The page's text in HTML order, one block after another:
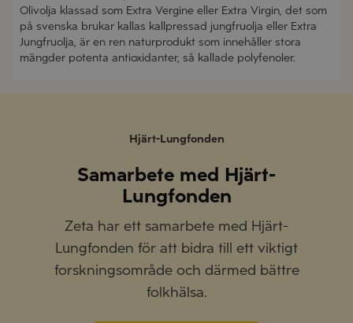
Olivolja klassad som Extra Vergine eller Extra Virgin, det som
på svenska brukar kallas kallpressad jungfruolja eller Extra
Jungfruolja, är en ren naturprodukt som innehåller stora
mängder potenta antioxidanter, så kallade polyfenoler.
Hjärt-Lungfonden
Samarbete med Hjärt-
Lungfonden
Zeta har ett samarbete med Hjärt-
Lungfonden för att bidra till ett viktigt
forskningsområde och därmed bättre
folkhälsa.